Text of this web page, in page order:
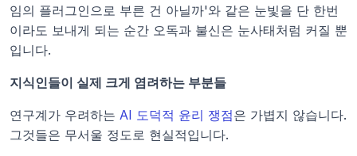
임의 플러그인으로 부른 건 아닐까'와 같은 눈빛을 단 한번
이라도 보내게 되는 순간 오독과 불신은 눈사태처럼 커질 뿐
입니다.
지식인들이 실제 크게 염려하는 부분들
연구계가 우려하는 AI 도덕적 윤리 쟁점은 가볍지 않습니다.
그것들은 무서울 정도로 현실적입니다.